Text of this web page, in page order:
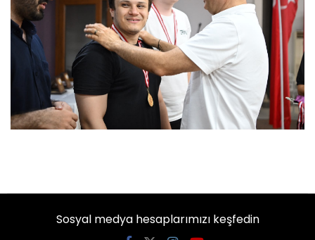
Sosyal medya hesaplarımızı keşfedin